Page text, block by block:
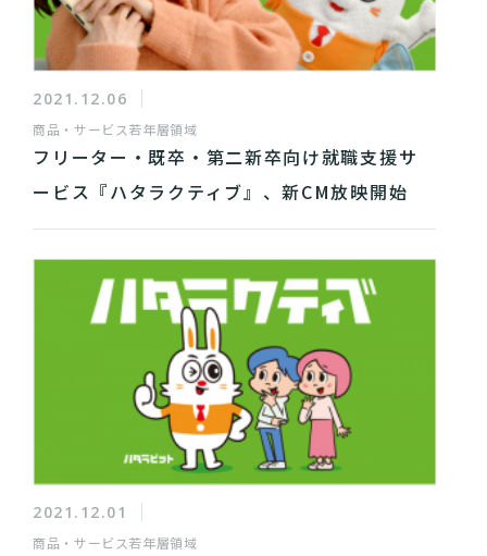
2021.12.06
商品・サービス若年層領域
フリーター・既卒・第二新卒向け就職支援サ
ービス『ハタラクティブ』、新CM放映開始
2021.12.01
商品・サービス若年層領域